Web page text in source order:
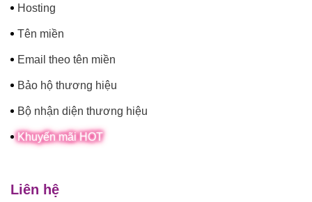
Hosting
Tên miền
Email theo tên miền
Bảo hộ thương hiệu
Bộ nhận diện thương hiệu
Khuyến mãi HOT
Liên hệ